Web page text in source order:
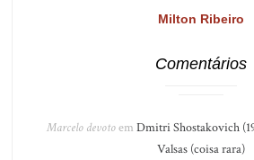
Milton Ribeiro
Comentários
Marcelo devotoem Dmitri Shostakovich
Valsas (coisa rara)